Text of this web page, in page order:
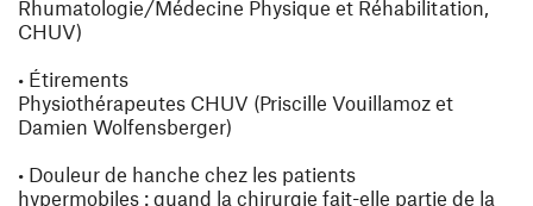
Rhumatologie/Médecine Physique et Réhabilitation,
CHUV)
• Étirements
Physiothérapeutes CHUV (Priscille Vouillamoz et
Damien Wolfensberger)
• Douleur de hanche chez les patients
hypermobiles : quand la chirurgie fait-elle partie de la